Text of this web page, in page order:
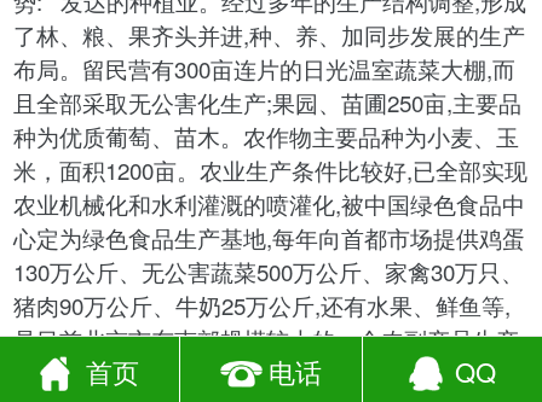
了林、粮、果齐头并进,种、养、加同步发展的生产
布局。留民营有300亩连片的日光温室蔬菜大棚,而
且全部采取无公害化生产;果园、苗圃250亩,主要品
种为优质葡萄、苗木。农作物主要品种为小麦、玉
米，面积1200亩。农业生产条件比较好,已全部实现
农业机械化和水利灌溉的喷灌化,被中国绿色食品中
心定为绿色食品生产基地,每年向首都市场提供鸡蛋
130万公斤、无公害蔬菜500万公斤、家禽30万只、
猪肉90万公斤、牛奶25万公斤,还有水果、鲜鱼等,
是目前北京市东南郊规模较大的一个农副产品生产
基地。 生态特色优势。留民营经过长期的生态农
首页 电话 QQ